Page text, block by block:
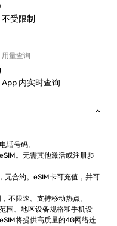
不受限制
用量查询
App 内实时查询
话号码。
。无需其他激活或注册步
无合约。eSIM卡可充值，并可
不限速。支持移动热点。
围、地区设备规格和手机设
将提供高质量的4G网络连